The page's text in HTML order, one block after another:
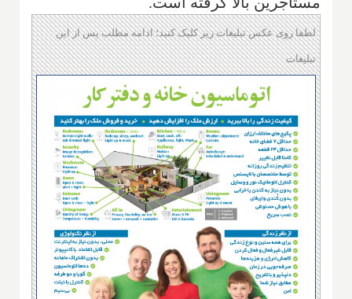
لطفا روی عکس تبلیغات زیر کلیک کنید؛ ادامه مطلب پس از این
تبلیغات